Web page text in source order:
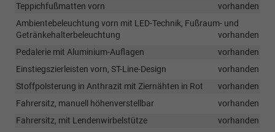
Teppichfußmatten vorn
vorhanden
Ambientebeleuchtung vorn mit LED-Technik, Fußraum- und
Getränkehalterbeleuchtung
vorhanden
Pedalerie mit Aluminium-Auflagen
vorhanden
Einstiegszierleisten vorn, ST-Line-Design
vorhanden
Stoffpolsterung in Anthrazit mit Ziernähten in Rot
vorhanden
Fahrersitz, manuell höhenverstellbar
vorhanden
Fahrersitz, mit Lendenwirbelstütze
vorhanden